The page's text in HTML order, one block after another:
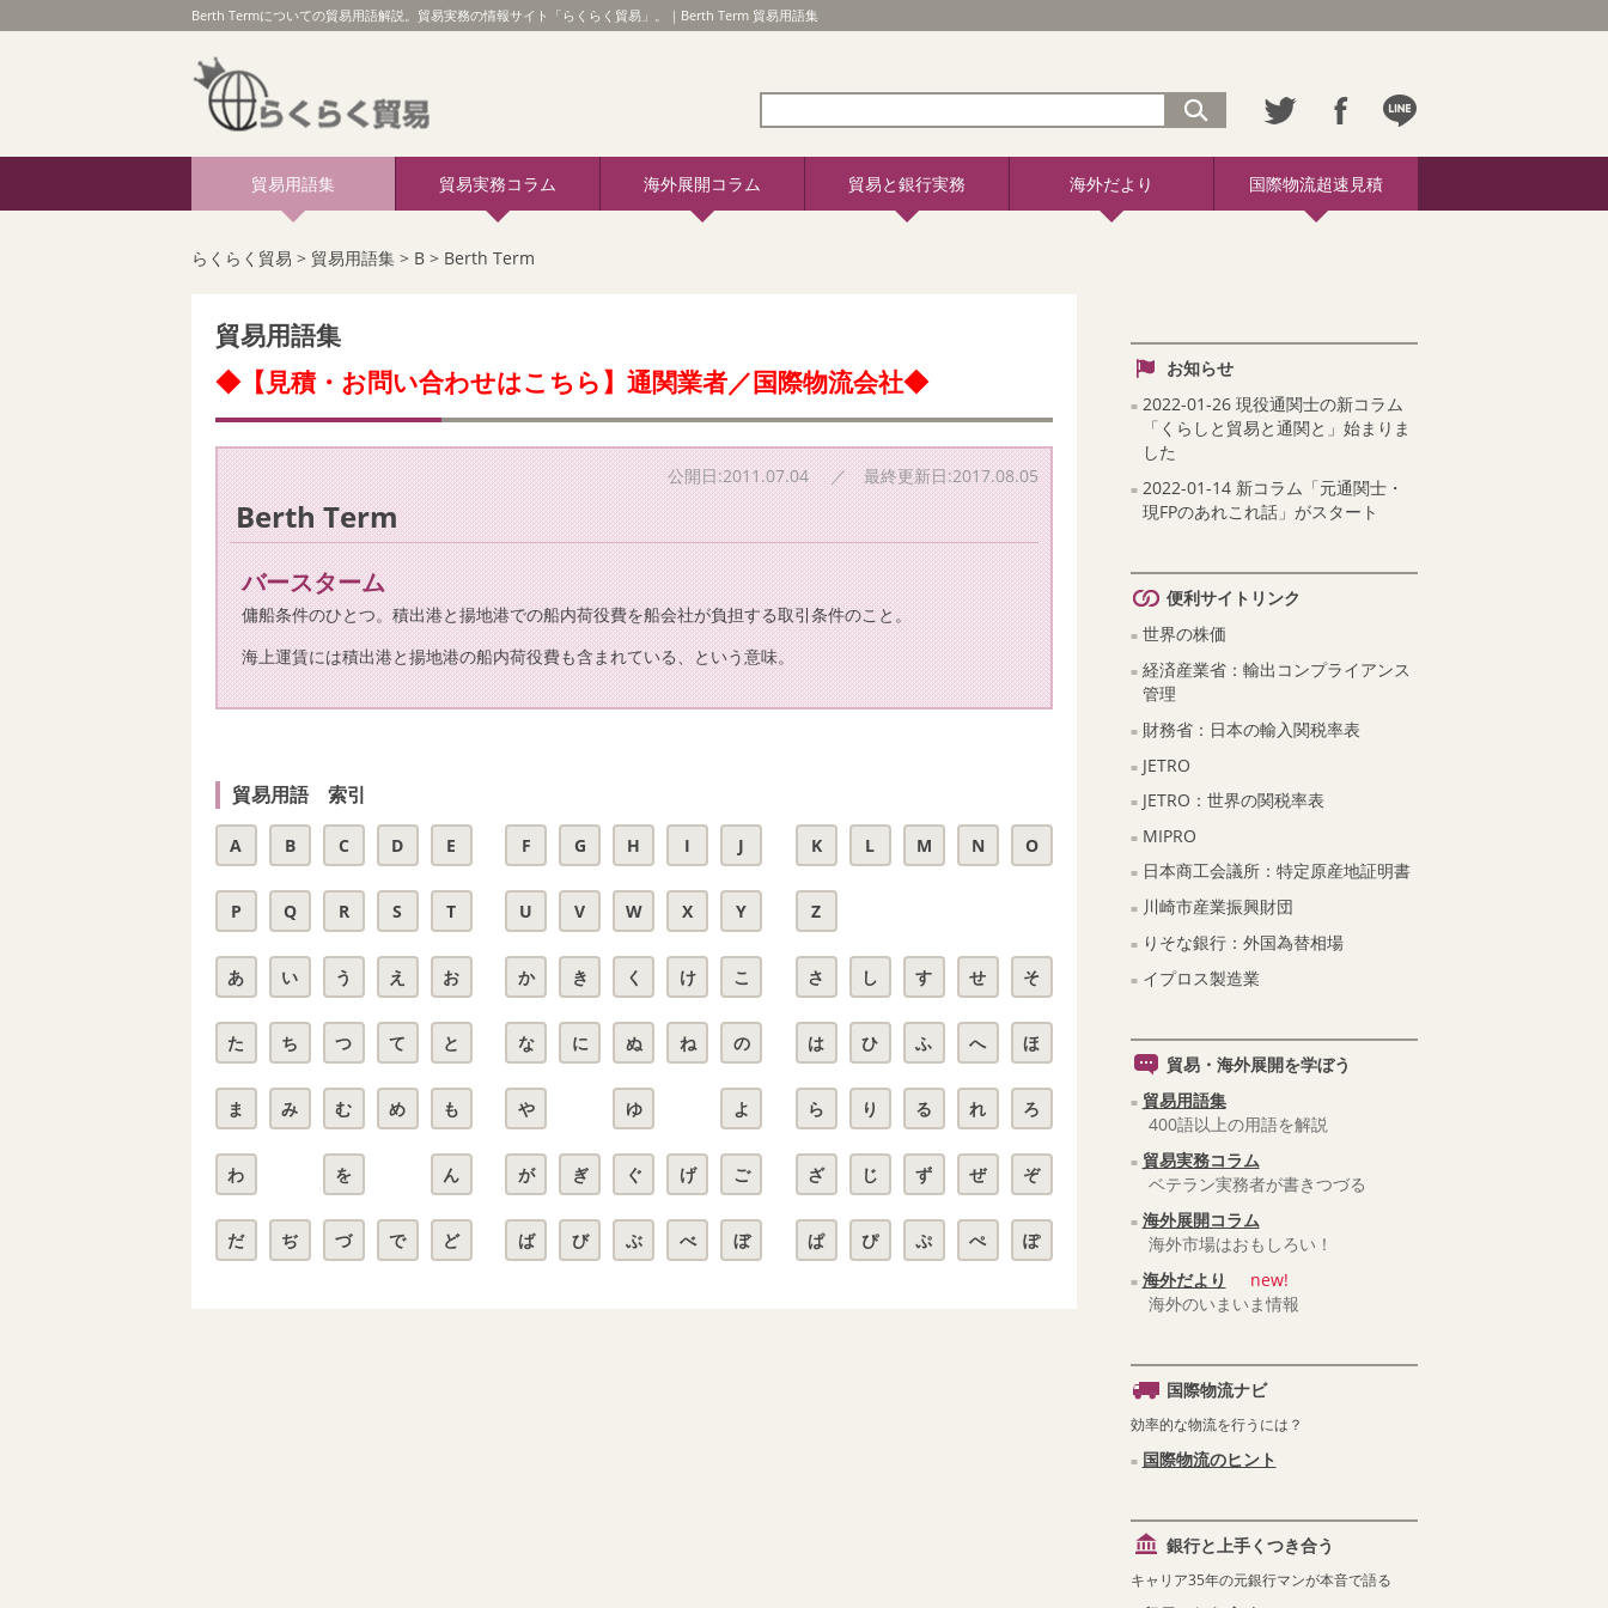
Berth Termについての貿易用語解説。貿易実務の情報サイト「らくらく貿易」。｜Berth Term 貿易用語集
貿易用語集 貿易実務コラム 海外展開コラム 貿易と銀行実務 海外だより 国際物流超速見積
らくらく貿易 > 貿易用語集> B> Berth Term
貿易用語集
◆【見積・お問い合わせはこちら】通関業者／国際物流会社◆
公開日:2011.07.04 ／ 最終更新日:2017.08.05
Berth Term
バースターム
傭船条件のひとつ。積出港と揚地港での船内荷役費を船会社が負担する取引条件のこと。
海上運賃には積出港と揚地港の船内荷役費も含まれている、という意味。
貿易用語 索引
A B C D E F G H I J K L M N O
P Q R S T U V W X Y Z
あ い う え お か き く け こ さ し す せ そ
た ち つ て と な に ぬ ね の は ひ ふ へ ほ
ま み む め も や ゆ よ ら り る れ ろ
わ を ん が ぎ ぐ げ ご ざ じ ず ぜ ぞ
だ ぢ づ で ど ば び ぶ べ ぼ ぱ ぴ ぷ ぺ ぽ
お知らせ
2022-01-26 現役通関士の新コラム
「くらしと貿易と通関と」始まりま
した
2022-01-14 新コラム「元通関士・
現FPのあれこれ話」がスタート
便利サイトリンク
世界の株価
経済産業省：輸出コンプライアンス
管理
財務省：日本の輸入関税率表
JETRO
JETRO：世界の関税率表
MIPRO
日本商工会議所：特定原産地証明書
川崎市産業振興財団
りそな銀行：外国為替相場
イプロス製造業
貿易・海外展開を学ぼう
貿易用語集
400語以上の用語を解説
貿易実務コラム
ベテラン実務者が書きつづる
海外展開コラム
海外市場はおもしろい！
海外だより
new!
海外のいまいま情報
国際物流ナビ
効率的な物流を行うには？
国際物流のヒント
銀行と上手くつき合う
キャリア35年の元銀行マンが本音で語る